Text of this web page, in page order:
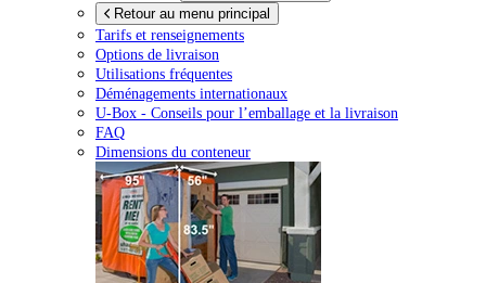
Retour au menu principal
Tarifs et renseignements
Options de livraison
Utilisations fréquentes
Déménagements internationaux
U-Box - Conseils pour l’emballage et la livraison
FAQ
Dimensions du conteneur